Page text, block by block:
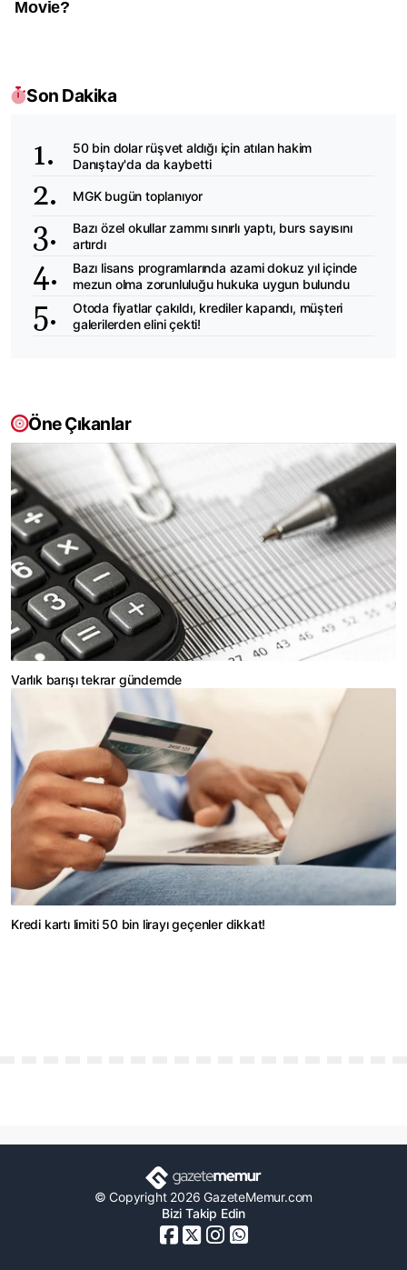
Son Dakika
50 bin dolar rüşvet aldığı için atılan hakim
Danıştay'da da kaybetti
MGK bugün toplanıyor
Bazı özel okullar zammı sınırlı yaptı, burs sayısını
artırdı
Bazı lisans programlarında azami dokuz yıl içinde
mezun olma zorunluluğu hukuka uygun bulundu
Otoda fiyatlar çakıldı, krediler kapandı, müşteri
galerilerden elini çekti!
Öne Çıkanlar
Varlık barışı tekrar gündemde
Kredi kartı limiti 50 bin lirayı geçenler dikkat!
© Copyright 2026 GazeteMemur.com
Bizi Takip Edin